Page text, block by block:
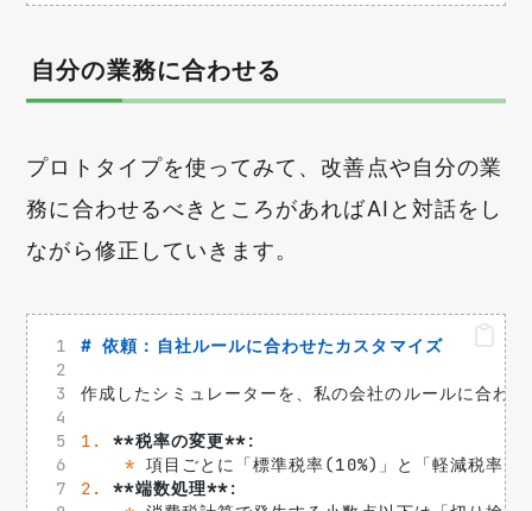
自分の業務に合わせる
プロトタイプを使ってみて、改善点や自分の業
務に合わせるべきところがあればAIと対話をし
ながら修正していきます。
# 依頼：自社ルールに合わせたカスタマイズ
作成したシミュレーターを、私の会社のルールに合わ
1. **税率の変更**:
* 項目ごとに「標準税率(10%)」と「軽減税率
2.
**端数処理**: